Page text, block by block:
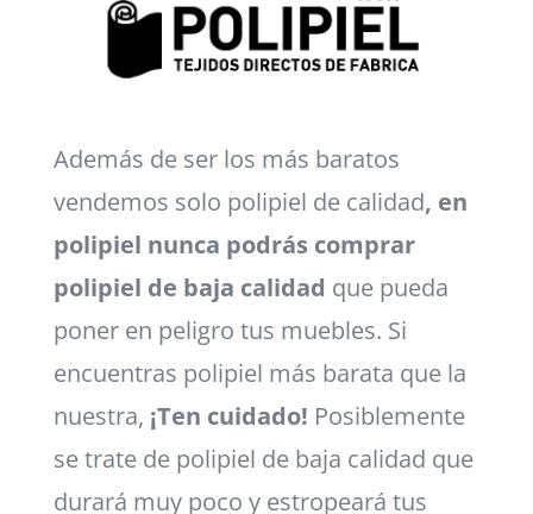
Además de ser los más baratos
vendemos solo polipiel de calidad, en
polipiel nunca podrás comprar
polipiel de baja calidad que pueda
poner en peligro tus muebles. Si
encuentras polipiel más barata que la
nuestra, ¡Ten cuidado! Posiblemente
se trate de polipiel de baja calidad que
durará muy poco y estropeará tus